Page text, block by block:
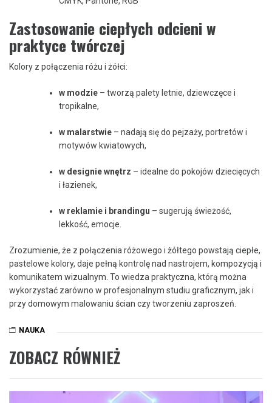
Zastosowanie ciepłych odcieni w
praktyce twórczej
Kolory z połączenia różu i żółci:
w modzie – tworzą palety letnie, dziewczęce i
tropikalne,
w malarstwie – nadają się do pejzaży, portretów i
motywów kwiatowych,
w designie wnętrz – idealne do pokojów dziecięcych
i łazienek,
w reklamie i brandingu – sugerują świeżość,
lekkość, emocje.
Zrozumienie, że z połączenia różowego i żółtego powstają ciepłe,
pastelowe kolory, daje pełną kontrolę nad nastrojem, kompozycją i
komunikatem wizualnym. To wiedza praktyczna, którą można
wykorzystać zarówno w profesjonalnym studiu graficznym, jak i
przy domowym malowaniu ścian czy tworzeniu zaproszeń.
NAUKA
ZOBACZ RÓWNIEŻ